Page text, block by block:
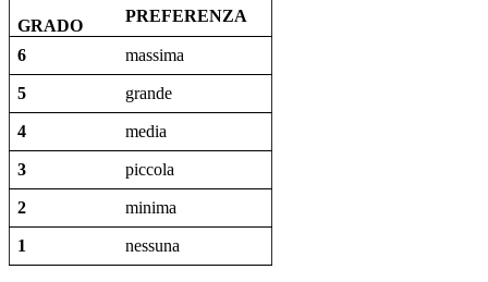
GRADO
PREFERENZA
6 massima
5 grande
4 media
3 piccola
2 minima
1 nessuna